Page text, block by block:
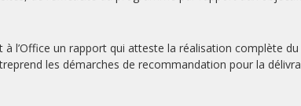
l’Office un rapport qui atteste la réalisation complète du
les démarches de recommandation pour la